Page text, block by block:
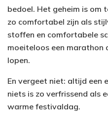
bedoel. Het geheim is om
zo comfortabel zijn als
stoffen en comfortabele
moeiteloos een
lopen.
En vergeet niet: altijd een
niets is zo verfrissend als
warme festivaldag.